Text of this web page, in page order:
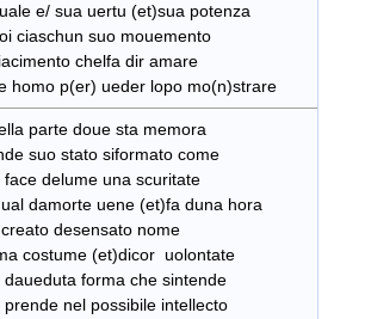
e/ sua uertu (et)sua potenza
suo mouemento
chelfa dir amare
p(er) ueder lopo mo(n)strare
parte doue sta memora
suo stato siformato come
delume una scuritate
damorte uene (et)fa duna hora
desensato nome
costume (et)dicor uolontate
forma che sintende
nel possibile intellecto